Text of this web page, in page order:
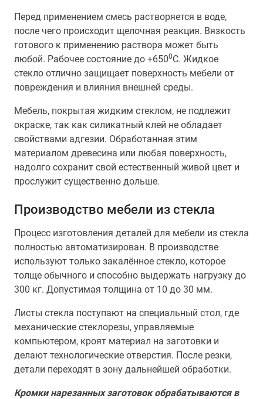
Перед применением смесь растворяется в воде,
после чего происходит щелочная реакция. Вязкость
готового к применению раствора может быть
любой. Рабочее состояние до +6500C. Жидкое
стекло отлично защищает поверхность мебели от
повреждения и влияния внешней среды.
Мебель, покрытая жидким стеклом, не подлежит
окраске, так как силикатный клей не обладает
свойствами адгезии. Обработанная этим
материалом древесина или любая поверхность,
надолго сохранит свой естественный живой цвет и
прослужит существенно дольше.
Производство мебели из стекла
Процесс изготовления деталей для мебели из стекла
полностью автоматизирован. В производстве
используют только закалённое стекло, которое
толще обычного и способно выдержать нагрузку до
300 кг. Допустимая толщина от 10 до 30 мм.
Листы стекла поступают на специальный стол, где
механические стеклорезы, управляемые
компьютером, кроят материал на заготовки и
делают технологические отверстия. После резки,
детали переходят в зону дальнейшей обработки.
Кромки нарезанных заготовок обрабатываются в